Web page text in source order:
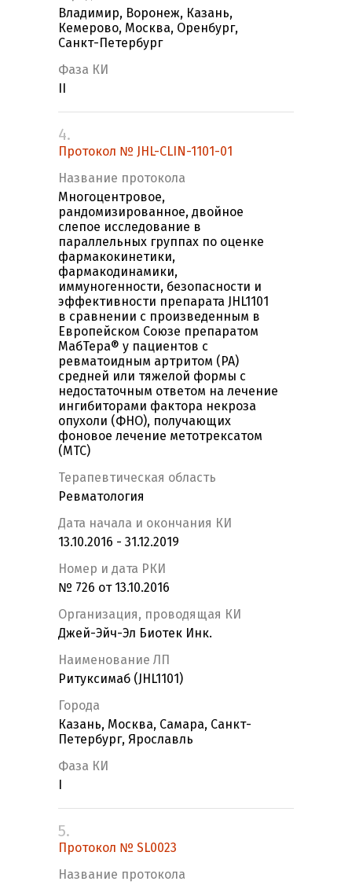
Владимир, Воронеж, Казань,
Кемерово, Москва, Оренбург,
Санкт-Петербург
Фаза КИ
4.
Протокол № JHL-CLIN-1101-01
Название протокола
Многоцентровое,
рандомизированное, двойное
слепое исследование в
параллельных группах по оценке
фармакокинетики,
фармакодинамики,
иммуногенности, безопасности и
эффективности препарата JHL1101
в сравнении с произведенным в
Европейском Союзе препаратом
МабТера® у пациентов с
ревматоидным артритом (РА)
средней или тяжелой формы с
недостаточным ответом на лечение
ингибиторами фактора некроза
опухоли (ФНО), получающих
фоновое лечение метотрексатом
(МТС)
Терапевтическая область
Ревматология
Дата начала и окончания КИ
13.10.2016 - 31.12.2019
Номер и дата РКИ
№ 726 от 13.10.2016
Организация, проводящая КИ
Джей-Эйч-Эл Биотек Инк.
Наименование ЛП
Ритуксимаб (JHL1101)
Города
Казань, Москва, Самара, Санкт-
Петербург, Ярославль
Фаза КИ
5.
Протокол № SL0023
Название протокола